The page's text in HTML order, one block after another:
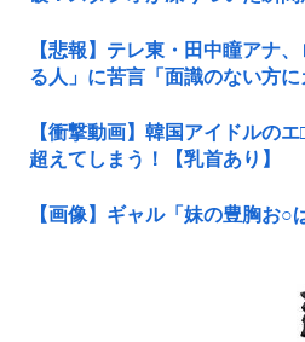
【悲報】テレ東・田中瞳アナ
る人」に苦言「面識のない方
【衝撃動画】韓国アイドルの
超えてしまう！【乳首あり】
【画像】ギャル「妹の豊胸お